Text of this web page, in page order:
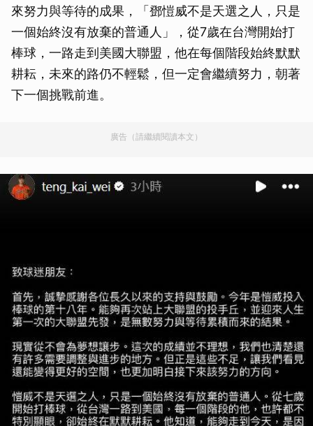
來努力與等待的成果，「鄧愷威不是天選之人，只是
一個始終沒有放棄的普通人」，從7歲在台灣開始打
棒球，一路走到美國大聯盟，他在每個階段始終默默
耕耘，未來的路仍不輕鬆，但一定會繼續努力，朝著
下一個挑戰前進。
廣告（請繼續閱讀本文）